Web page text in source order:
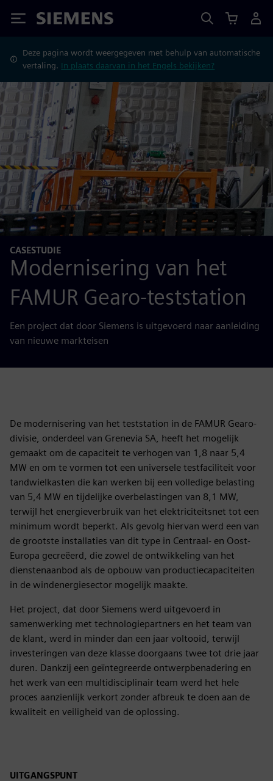
Siemens
Deze pagina wordt weergegeven met behulp van automatische
vertaling. In plaats daarvan in het Engels bekijken?
CASESTUDIE
Modernisering van het
FAMUR Gearo-teststation
Een project dat door Siemens is uitgevoerd naar aanleiding
van nieuwe markteisen
De modernisering van het teststation in de FAMUR Gearo-
divisie, onderdeel van Grenevia SA, heeft het mogelijk
gemaakt om de capaciteit te verhogen van 1,8 naar 5,4
MW en om te vormen tot een universele testfaciliteit voor
tandwielkasten die kan werken bij een volledige belasting
van 5,4 MW en tijdelijke overbelastingen van 8,1 MW,
terwijl het energieverbruik van het elektriciteitsnet tot een
minimum wordt beperkt. Als gevolg hiervan werd een van
de grootste installaties van dit type in Centraal- en Oost-
Europa gecreëerd, die zowel de ontwikkeling van het
dienstenaanbod als de opbouw van productiecapaciteiten
in de windenergiesector mogelijk maakte.
Het project, dat door Siemens werd uitgevoerd in
samenwerking met technologiepartners en het team van
de klant, werd in minder dan een jaar voltooid, terwijl
investeringen van deze klasse doorgaans twee tot drie jaar
duren. Dankzij een geïntegreerde ontwerpbenadering en
het werk van een multidisciplinair team werd het hele
proces aanzienlijk verkort zonder afbreuk te doen aan de
kwaliteit en veiligheid van de oplossing.
UITGANGSPUNT